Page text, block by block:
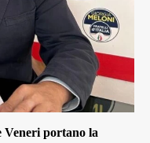
Veneri portano la